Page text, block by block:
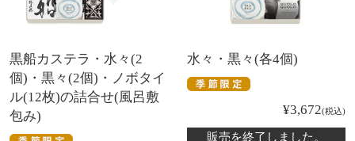
黒船カステラ・水々(2
個)・黒々(2個)・ノボタイ
ル(12枚)の詰合せ(風呂敷
包み)
水々・黒々(各4個)
¥3,672 税込
販売を終了しました。